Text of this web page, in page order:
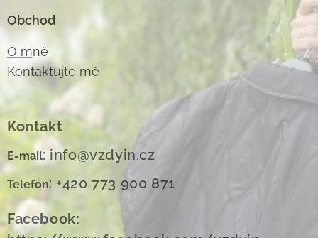
Obchod
O mně
Kontaktujte mě
Kontakt
E-mail: info@vzdyin.cz
Telefon: +420 773 900 871
Facebook: